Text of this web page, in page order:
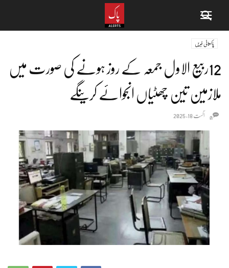
پاکستانی خبریں
12ربیع الاول جمعہ کے روز ہونے کی صورت میں
ملازمین تین چھٹیاں انجوائے کرینگے
اگست 18, 2025 0